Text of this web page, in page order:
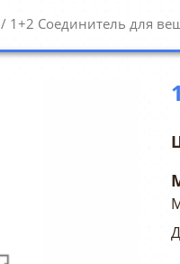
/ 1+2 Соединитель для